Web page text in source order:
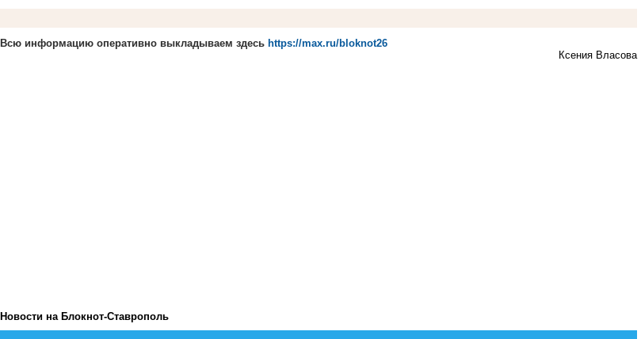
Всю информацию оперативно выкладываем здесь https://max.ru/bloknot26
Ксения Власова
Новости на Блoкнoт-Ставрополь